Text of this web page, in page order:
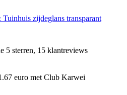
zijdeglans transparant
5 sterren, 15 klantreviews
euro met Club Karwei